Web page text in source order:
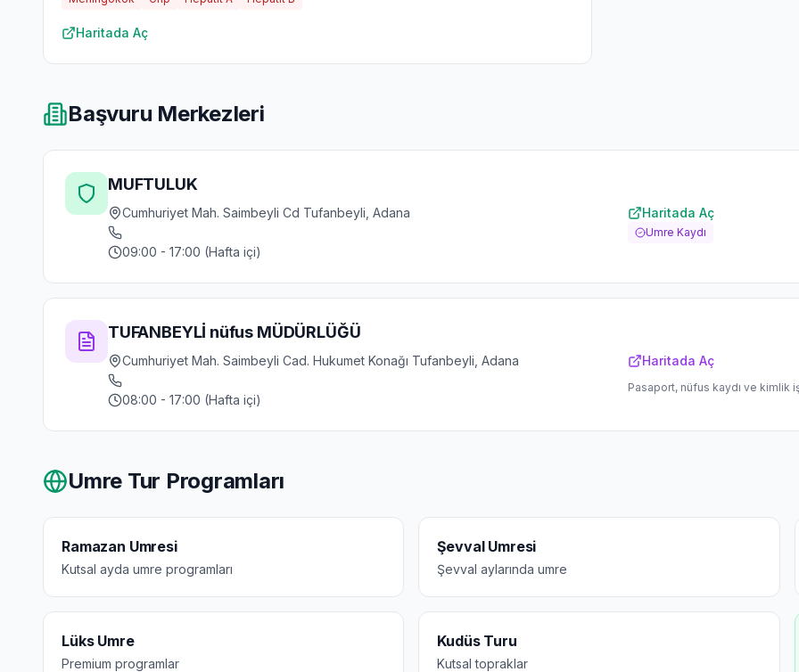
Haritada Aç
Başvuru Merkezleri
MUFTULUK
Cumhuriyet Mah. Saimbeyli Cd Tufanbeyli, Adana
09:00 - 17:00 (Hafta içi)
Haritada Aç
Umre Kaydı
TUFANBEYLİ nüfus MÜDÜRLÜĞÜ
Cumhuriyet Mah. Saimbeyli Cad. Hukumet Konağı Tufanbeyli, Adana
08:00 - 17:00 (Hafta içi)
Haritada Aç
Pasaport, nüfus kaydı ve kimlik
Umre Tur Programları
Ramazan Umresi
Kutsal ayda umre programları
Şevval Umresi
Şevval aylarında umre
Lüks Umre
Premium programlar
Kudüs Turu
Kutsal topraklar